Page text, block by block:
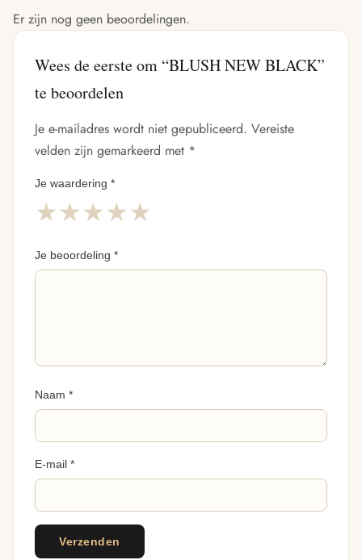
Er zijn nog geen beoordelingen.
Wees de eerste om “BLUSH NEW BLACK”
te beoordelen
Je e-mailadres wordt niet gepubliceerd. Vereiste
velden zijn gemarkeerd met *
Je waardering *
★★★★★
Je beoordeling *
Naam *
E-mail *